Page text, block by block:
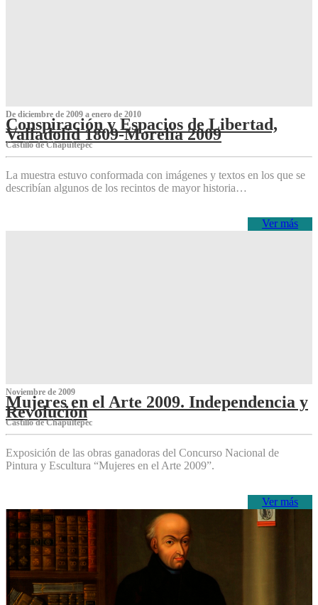
De diciembre de 2009 a enero de 2010
Conspiración y Espacios de Libertad,
Valladolid 1809-Morelia 2009
Castillo de Chapultepec
La muestra estuvo conformada con imágenes y textos en los que se
describían algunos de los recintos de mayor historia…
Ver más
Noviembre de 2009
Mujeres en el Arte 2009. Independencia y
Revolución
Castillo de Chapultepec
Exposición de las obras ganadoras del Concurso Nacional de
Pintura y Escultura “Mujeres en el Arte 2009”.
Ver más